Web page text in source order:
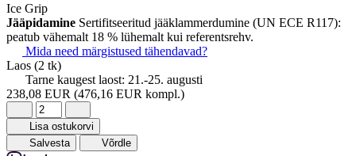
Ice Grip
Jääpidamine Sertifitseeritud jääklammerdumine (UN ECE R117):
peatub vähemalt 18 % lühemalt kui referentsrehv.
Mida need märgistused tähendavad?
Laos (2 tk)
Tarne kaugest laost: 21.-25. augusti
238,08 EUR (476,16 EUR kompl.)
Lisa ostukorvi
Salvesta
Võrdle